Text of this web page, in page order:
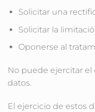
Solicitar una
Solicitar la
Oponerse al
No puede ejercitar
datos.
El ejercicio de estos